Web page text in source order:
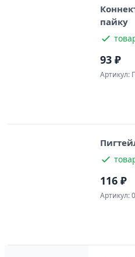
пайку
93 ₽
Артикул:
116 ₽
Артикул: